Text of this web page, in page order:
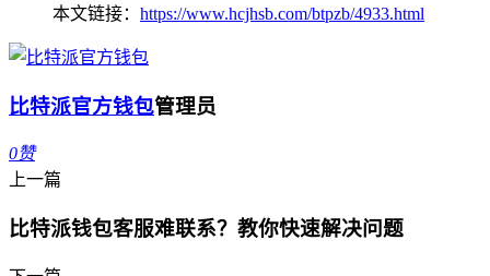
本文链接： https://www.hcjhsb.com/btpzb/4933.html
比特派官方钱包管理员
0赞
上一篇
比特派钱包客服难联系？教你快速解决问题